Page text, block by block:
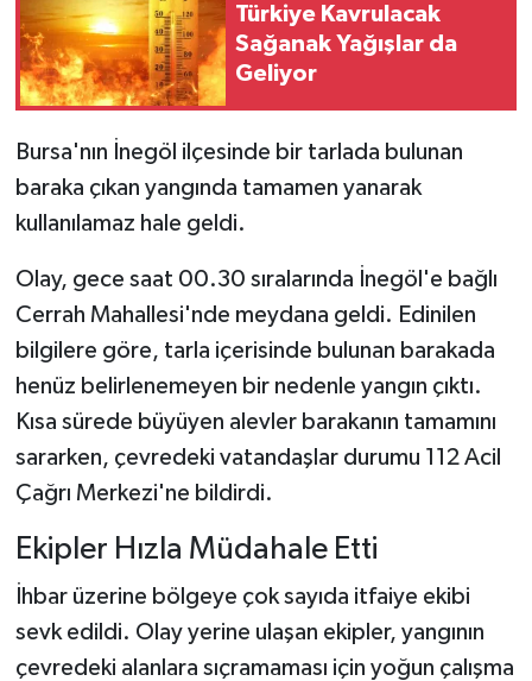
Türkiye Kavrulacak
Sağanak Yağışlar da
Geliyor
Bursa'nın İnegöl ilçesinde bir tarlada bulunan
baraka çıkan yangında tamamen yanarak
kullanılamaz hale geldi.
Olay, gece saat 00.30 sıralarında İnegöl'e bağlı
Cerrah Mahallesi'nde meydana geldi. Edinilen
bilgilere göre, tarla içerisinde bulunan barakada
henüz belirlenemeyen bir nedenle yangın çıktı.
Kısa sürede büyüyen alevler barakanın tamamını
sararken, çevredeki vatandaşlar durumu 112 Acil
Çağrı Merkezi'ne bildirdi.
Ekipler Hızla Müdahale Etti
İhbar üzerine bölgeye çok sayıda itfaiye ekibi
sevk edildi. Olay yerine ulaşan ekipler, yangının
çevredeki alanlara sıçramaması için yoğun çalışma